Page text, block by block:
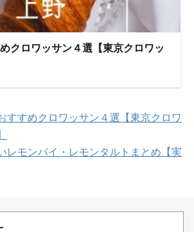
クロワッサン４選【東京クロワッ
すすめクロワッサン４選【東京クロワ
レモンパイ・レモンタルトまとめ【実